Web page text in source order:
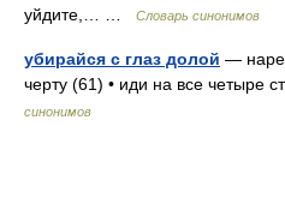
уйдите,… …
Словарь синонимов
убирайся с глаз долой —
черту (61) • иди на все четыре
синонимов